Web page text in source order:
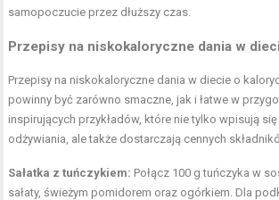
samopoczucie przez dłuższy czas.
Przepisy na niskokaloryczne dania w
Przepisy na niskokaloryczne dania w diecie o
powinny być zarówno smaczne, jak i łatwe w
inspirujących przykładów, które nie tylko wpisują
odżywiania, ale także dostarczają cennych
Sałatka z tuńczykiem: Połącz 100 g tuńczyka w
sałaty, świeżym pomidorem oraz ogórkiem. Dla